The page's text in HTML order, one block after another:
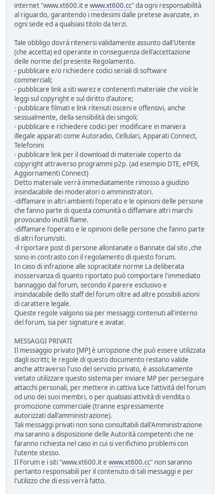
internet "www.xt600.it e www.xt600.cc" da ogni responsabilità
al riguardo, garantendo i medesimi dalle pretese avanzate, in
ogni sede ed a qualsiasi titolo da terzi.
Tale obbligo dovrà ritenersi validamente assunto dall'Utente
(che accetta) ed operante in conseguenza dell'accettazione
delle norme del presente Regolamento.
- pubblicare e/o richiedere codici seriali di software
commerciali;
- pubblicare link a siti warez e contenenti materiale che violi le
leggi sul copyright e sul diritto d'autore;
- pubblicare filmati e link ritenuti osceni e offensivi, anche
sessualmente, della sensibilità dei singoli;
- pubblicare e richiedere codici per modificare in maniera
illegale apparati come Autoradio, Cellulari, Apparati Connect,
Telefonini
- pubblicare link per il download di materiale coperto da
copyright attraverso programmi p2p. (ad esempio DTE, ePER,
Aggiornamenti Connect)
Detto materiale verrà immediatamente rimosso a giudizio
insindacabile dei moderatori o amministratori.
-diffamare in altri ambienti l'operato e le opinioni delle persone
che fanno parte di questa comunità o diffamare altri marchi
provocando inutili flame.
-diffamare l'operato e le opinioni delle persone che fanno parte
di altri forum/siti.
-il riportare post di persone allontanate o Bannate dal sito ,che
sono in contrasto con il regolamento di questo forum.
In caso di infrazione alle sopracitate norme La deliberata
inosservanza di quanto riportato può comportare l'immediato
bannaggio dal forum, secondo il parere esclusivo e
insindacabile dello staff del forum oltre ad altre possibili azioni
di carattere legale.
Queste regole valgono sia per messaggi contenuti all'interno
del forum, sia per signature e avatar.
MESSAGGI PRIVATI
Il messaggio privato [MP] è un'opzione che può essere utilizzata
dagli iscritti; le regole di questo documento restano valide
anche attraverso l'uso del servizio privato, è assolutamente
vietato utilizzare questo sistema per inviare MP per perseguire
attacchi personali, per mettere in cattiva luce l'attività del forum
od uno dei suoi membri, o per qualsiasi attività di vendita o
promozione commerciale (tranne espressamente
autorizzati dall'amministrazione).
Tali messaggi privati non sono consultabili dall'Amministrazione
ma saranno a disposizione delle Autorità competenti che ne
faranno richiesta nel caso in cui si verifichino problemi con
l'utente stesso.
Il Forum e i siti "www.xt600.it e www.xt600.cc" non saranno
pertanto responsabili per il contenuto di tali messaggi e per
l'utilizzo che di essi verrà fatto.